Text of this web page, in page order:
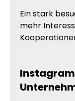
Ein stark
mehr